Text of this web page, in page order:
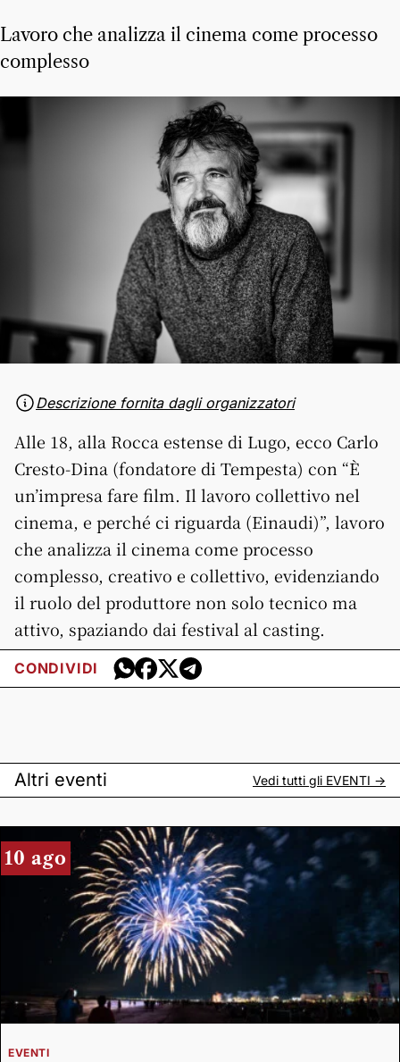
Lavoro che analizza il cinema come processo
complesso
Descrizione fornita dagli organizzatori
Alle 18, alla Rocca estense di Lugo, ecco Carlo
Cresto-Dina (fondatore di Tempesta) con “È
un’impresa fare film. Il lavoro collettivo nel
cinema, e perché ci riguarda (Einaudi)”, lavoro
che analizza il cinema come processo
complesso, creativo e collettivo, evidenziando
il ruolo del produttore non solo tecnico ma
attivo, spaziando dai festival al casting.
CONDIVIDI
Altri eventi Vedi tutti gli EVENTI ->
10 ago
EVENTI